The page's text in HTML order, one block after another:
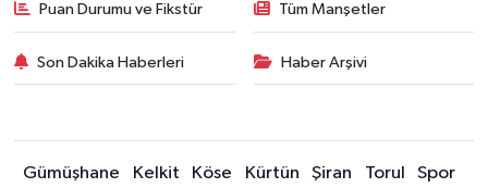
Puan Durumu ve Fikstür Tüm Manşetler
Son Dakika Haberleri Haber Arşivi
Gümüşhane Kelkit Köse Kürtün Şiran Torul Spor